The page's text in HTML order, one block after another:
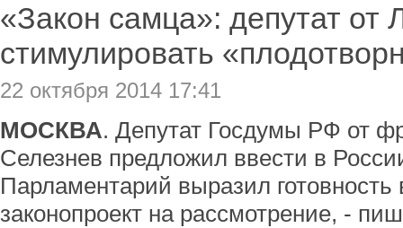
«Закон самца»: депутат
стимулировать
22 октября 2014 17:41
МОСКВА. Депутат Госдумы РФ от
Селезнев предложил ввести в
Парламентарий выразил
законопроект на рассмотрение, -